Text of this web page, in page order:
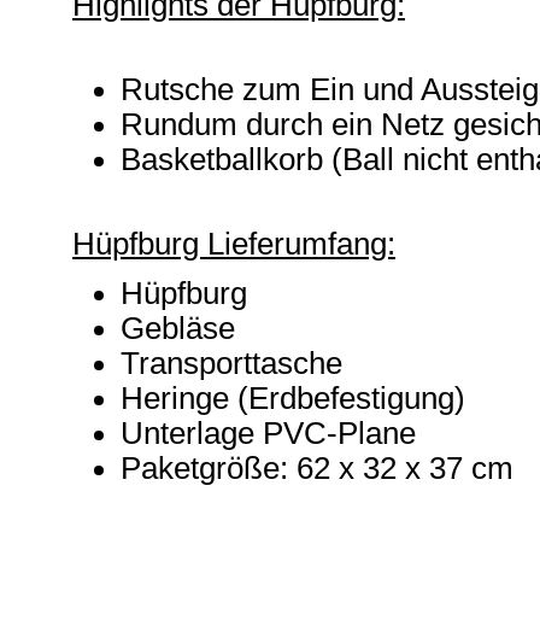
Rutsche zum Ein und
Rundum durch ein Netz
Basketballkorb (Ball nicht
Hüpfburg Lieferumfang:
Hüpfburg
Gebläse
Transporttasche
Heringe (Erdbefestigung)
Unterlage PVC-Plane
Paketgröße: 62 x 32 x 37 cm